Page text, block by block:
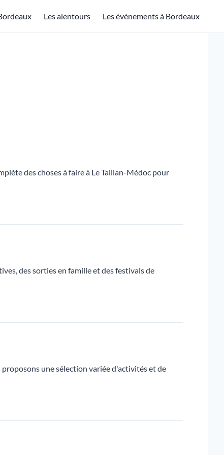
Les alentours Les évènements à Bordeaux
des choses à faire à Le Taillan-Médoc pour
des sorties en famille et des festivals de
une sélection variée d'activités et de